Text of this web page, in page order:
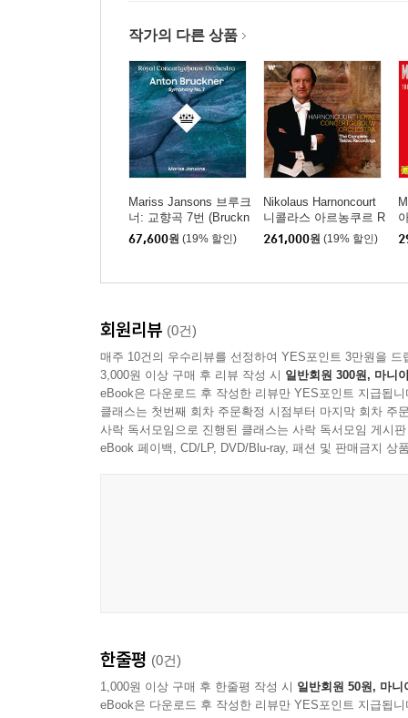
작가의 다른 상품
Mariss Jansons 브루크
너: 교향곡 7번 (Bruckn
er: Symphony No.7) [2
LP]
67,600원 (19% 할인)
Nikolaus Harnoncourt
니콜라스 아르농쿠르 R
CO 텔덱 녹음 전집 (Th
e Complete Teldec Rec
261,000원 (19% 할인)
회원리뷰 (0건)
매주 10건의 우수리뷰를 선정하여 YES포인트 3만원을 드
3,000원 이상 구매 후 리뷰 작성 시 일반회원 300원, 마니
eBook은 다운로드 후 작성한 리뷰만 YES포인트 지급됩니
클래스는 첫번째 회차 주문확정 시점부터 마지막 회차 주
사락 독서모임으로 진행된 클래스는 사락 독서모임 게시
eBook 페이백, CD/LP, DVD/Blu-ray, 패션 및 판매금지 상
한줄평 (0건)
1,000원 이상 구매 후 한줄평 작성 시 일반회원 50원, 마니
eBook은 다운로드 후 작성한 리뷰만 YES포인트 지급됩니